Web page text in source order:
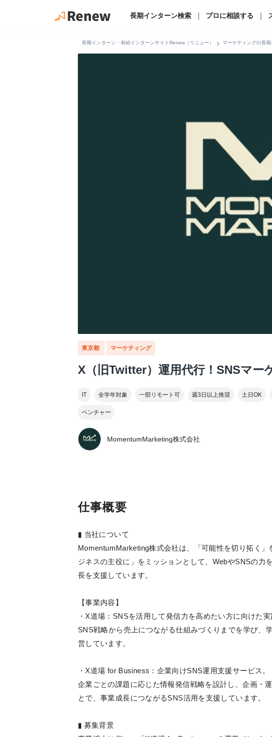
長期インターン検索 プロに相談する
長期インターン・有給インターンサイトRenew（リニュー） chevron_right マーケティングの長
東京都 マーケティング
X（旧Twitter）運用代行！SNSマー
IT 全学年対象 一部リモート可 週3日以上推奨 土日OK
ベンチャー
MomentumMarketing株式会社
仕事概要
▮ 当社について
MomentumMarketing株式会社は、「可能性を切り拓く
ジネスの主役に」をミッションとして、WebやSNSの力
長を支援しています。
【事業内容】
・X道場：SNSを活用して発信力を高めたい方に向けた実
SNS戦略から売上につながる仕組みづくりまでを学び、
営しています。
・X道場 for Business：企業向けSNS運用支援サービス。
企業ごとの課題に応じた情報発信戦略を設計し、企画・
とで、事業成長につながるSNS活用を支援しています。
▮ 募集背景